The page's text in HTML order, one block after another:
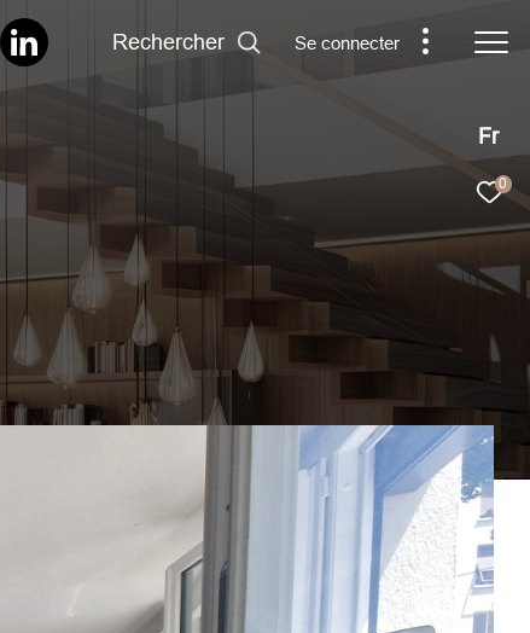
Fr
0
Rechercher Se connecter